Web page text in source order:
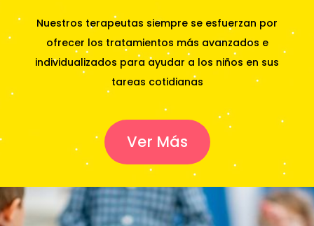
Nuestros terapeutas siempre se esfuerzan por
ofrecer los tratamientos más avanzados e
individualizados para ayudar a los niños en sus
tareas cotidianas
Ver Más